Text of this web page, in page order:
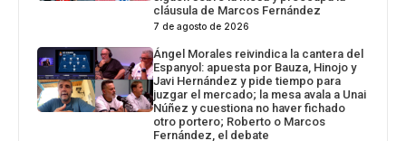
cláusula de Marcos Fernández
7 de agosto de 2026
Ángel Morales reivindica la cantera del
Espanyol: apuesta por Bauza, Hinojo y
Javi Hernández y pide tiempo para
juzgar el mercado; la mesa avala a Unai
Núñez y cuestiona no haver fichado
otro portero; Roberto o Marcos
Fernández, el debate